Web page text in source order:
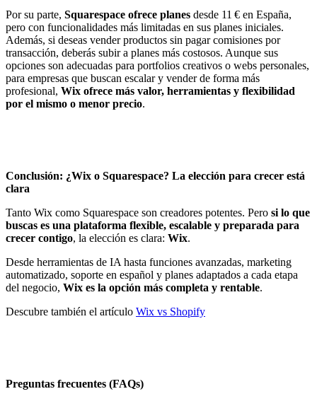
Por su parte, Squarespace ofrece planes desde 11 € en España,
pero con funcionalidades más limitadas en sus planes iniciales.
Además, si deseas vender productos sin pagar comisiones por
transacción, deberás subir a planes más costosos. Aunque sus
opciones son adecuadas para portfolios creativos o webs personales,
para empresas que buscan escalar y vender de forma más
profesional, Wix ofrece más valor, herramientas y flexibilidad
por el mismo o menor precio.
Conclusión: ¿Wix o Squarespace? La elección para crecer está
clara
Tanto Wix como Squarespace son creadores potentes. Pero si lo que
buscas es una plataforma flexible, escalable y preparada para
crecer contigo, la elección es clara: Wix.
Desde herramientas de IA hasta funciones avanzadas, marketing
automatizado, soporte en español y planes adaptados a cada etapa
del negocio, Wix es la opción más completa y rentable.
Descubre también el artículo Wix vs Shopify
Preguntas frecuentes (FAQs)